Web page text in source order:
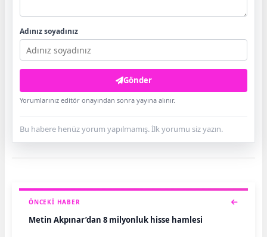
Adınız soyadınız
Gönder
Yorumlarınız editör onayından sonra yayına alınır.
Bu habere henüz yorum yapılmamış. İlk yorumu siz yazın.
ÖNCEKI HABER
Metin Akpınar’dan 8 milyonluk hisse hamlesi